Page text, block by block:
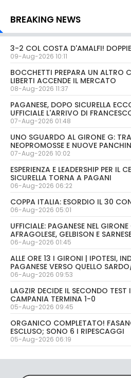
BREAKING NEWS
3-2 COL COSTA D'AMALFI!
09-Aug-2026 10:11
BOCCHETTI PREPARA UN ALTRO
LIBERTI ACCENDE IL MERCATO
08-Aug-2026 11:37
PAGANESE, DOPO SICURELLA
UFFICIALE L'ARRIVO DI
07-Aug-2026 01:48
UNO SGUARDO AL GIRONE G:
NEOPROMOSSE E NUOVE
07-Aug-2026 10:02
ESPERIENZA E LEADERSHIP PER IL
SICURELLA TORNA A PAGANI
06-Aug-2026 06:22
COPPA ITALIA: ESORDIO IL 30
06-Aug-2026 05:01
UFFICIALE: PAGANESE NEL
AFRAGOLESE, GELBISON E
06-Aug-2026 01:45
ALLE ORE 13 I GIRONI | IPOTESI,
PAGANESE VERSO QUELLO
06-Aug-2026 09:53
LAGZIR DECIDE IL SECONDO
CAMPANIA TERMINA 1-0
05-Aug-2026 09:45
ORGANICO COMPLETATO!
ESCLUSO; SONO 6 I RIPESCAGGI
05-Aug-2026 06:19